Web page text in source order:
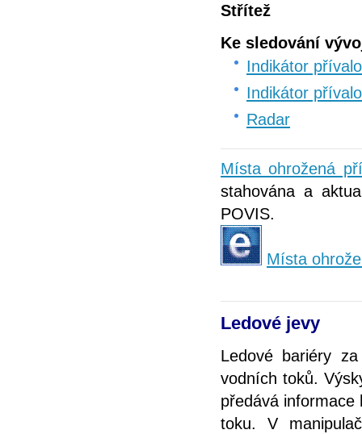
Střítež
Ke sledování
Indikátor
Indikátor
Radar
Místa ohrožená
stahována a
POVIS.
Místa
Ledové jevy
Ledové bariéry
vodních toků.
předává informace
toku. V